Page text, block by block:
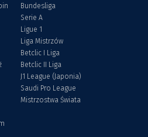
Bundesliga
Serie A
Ligue 1
Liga Mistrzów
Betclic I Liga
Betclic II Liga
J1 League (Japonia)
Saudi Pro League
Mistrzostwa Świata